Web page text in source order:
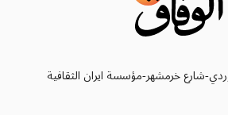
شارع خرمشهر-مؤسسة ايران الثقافية